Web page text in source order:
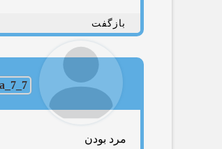
بازگفت
مرد بودن